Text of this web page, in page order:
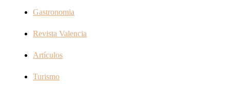
Gastronomia
Revista Valencia
Artículos
Turismo